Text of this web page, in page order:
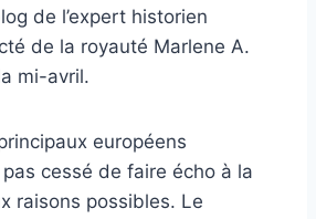
de l’expert historien
de la royauté Marlene A.
mi-avril.
européens
pas cessé de faire écho à la
raisons possibles. Le